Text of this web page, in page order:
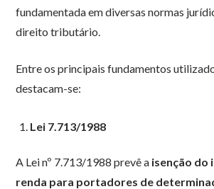
fundamentada em diversas normas
direito tributário.
Entre os principais fundamentos
destacam-se:
Lei 7.713/1988
A Lei nº 7.713/1988 prevê a isenção do
renda para portadores de